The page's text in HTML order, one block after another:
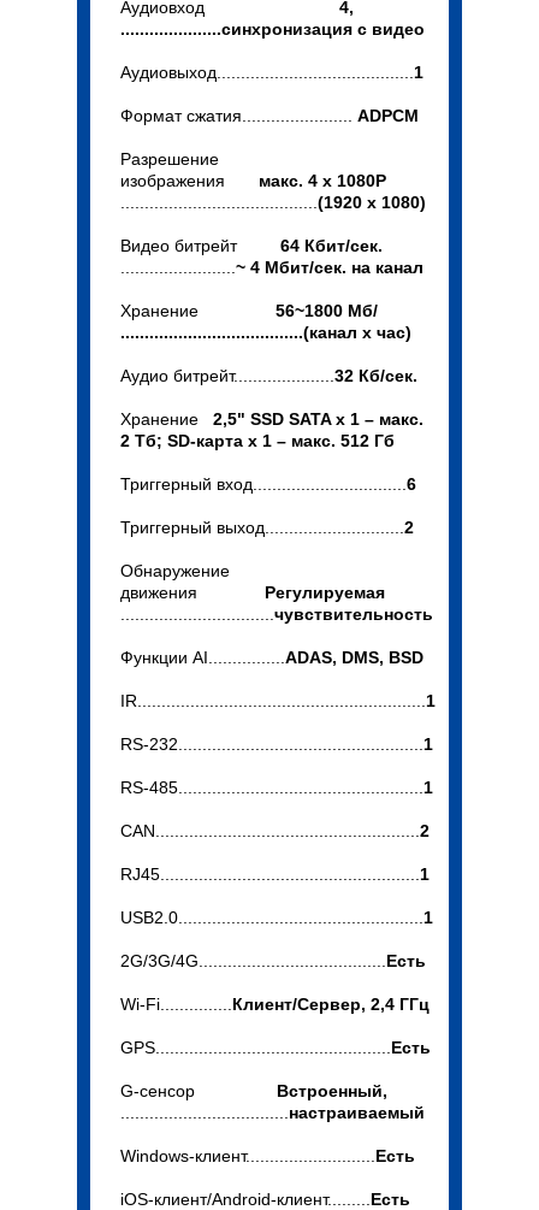
Аудиовход 4,
.....................синхронизация с видео
Аудиовыход......................................... 1
Формат сжатия....................... ADPCM
Разрешение
изображения макс. 4 x 1080P
(1920 x 1080)
Видео битрейт 64 Кбит/сек.
~ 4 Мбит/сек. на канал
Хранение 56~1800 Мб/
......................................(канал x час)
Аудио битрейт..................... 32 Кб/сек.
Хранение 2,5" SSD SATA x 1 – макс.
2 Тб; SD-карта x 1 – макс. 512 Гб
Триггерный вход................................ 6
Триггерный выход............................. 2
Обнаружение
движения Регулируемая
чувствительность
Функции AI................ ADAS, DMS, BSD
IR............................................................ 1
RS-232................................................... 1
RS-485................................................... 1
CAN....................................................... 2
RJ45...................................................... 1
USB2.0................................................... 1
2G/3G/4G....................................... Есть
Wi-Fi............... Клиент/Сервер, 2,4 ГГц
GPS................................................. Есть
G-сенсор Встроенный,
настраиваемый
Windows-клиент........................... Есть
iOS-клиент/Android-клиент......... Есть